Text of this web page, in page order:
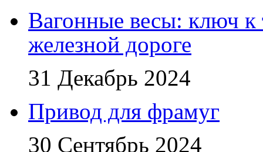
Вагонные весы: ключ к
железной дороге
31 Декабрь 2024
Привод для фрамуг
30 Сентябрь 2024